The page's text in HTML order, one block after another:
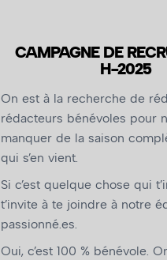
CAMPAGNE DE
H-2025
On est à la recherche de
rédacteurs bénévoles pour
manquer de la saison
qui s’en vient.
Si c’est quelque chose qui
t’invite à te joindre à notre
passionné.es.
Oui, c’est 100 % bénévole.